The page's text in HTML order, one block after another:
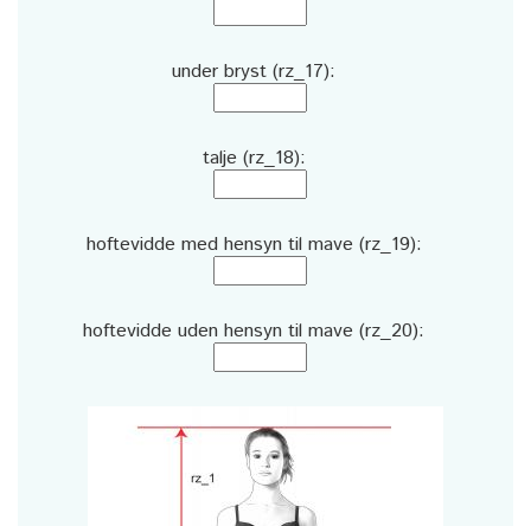
under bryst (rz_17):
talje (rz_18):
hoftevidde med hensyn til mave (rz_19):
hoftevidde uden hensyn til mave (rz_20):